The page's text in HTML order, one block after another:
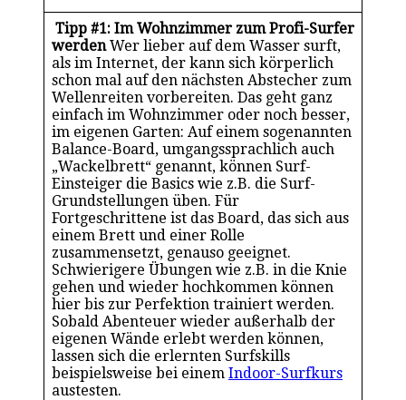
Tipp #1: Im Wohnzimmer zum Profi-Surfer
werdenWer lieber auf dem Wasser surft,
als im Internet, der kann sich körperlich
schon mal auf den nächsten Abstecher zum
Wellenreiten vorbereiten. Das geht ganz
einfach im Wohnzimmer oder noch besser,
im eigenen Garten: Auf einem sogenannten
Balance-Board, umgangssprachlich auch
„Wackelbrett“ genannt, können Surf-
Einsteiger die Basics wie z.B. die Surf-
Grundstellungen üben. Für
Fortgeschrittene ist das Board, das sich aus
einem Brett und einer Rolle
zusammensetzt, genauso geeignet.
Schwierigere Übungen wie z.B. in die Knie
gehen und wieder hochkommen können
hier bis zur Perfektion trainiert werden.
Sobald Abenteuer wieder außerhalb der
eigenen Wände erlebt werden können,
lassen sich die erlernten Surfskills
beispielsweise bei einem Indoor-Surfkurs
austesten.